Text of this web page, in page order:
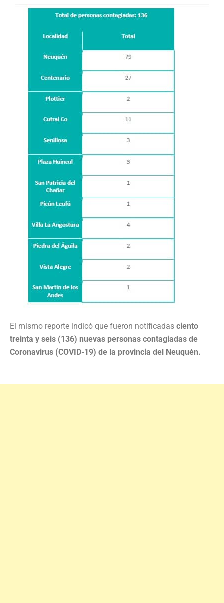
El mismo reporte indicó que fueron notificadas ciento
treinta y seis (136) nuevas personas contagiadas de
Coronavirus (COVID-19) de la provincia del Neuquén.